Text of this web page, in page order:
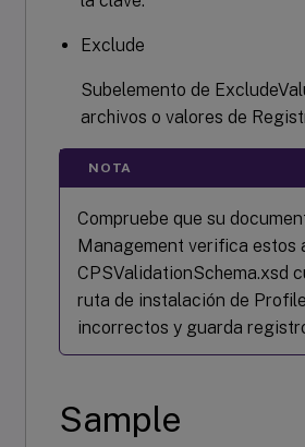
Exclude
Subelemento de
archivos o valores de
NOTA
Compruebe que su
Management verifica estos
CPSValidationSchema.xsd
ruta de instalación de
incorrectos y guarda
Sample